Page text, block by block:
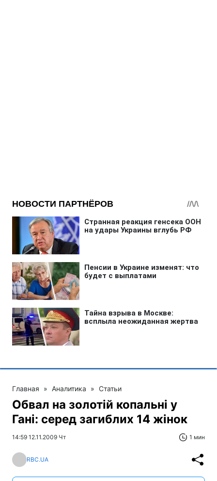
Главная » Аналитика » Статьи
Обвал на золотій копальні у
Гані: серед загиблих 14 жінок
14:59 12.11.2009 Чт 1 мин
RBC.UA